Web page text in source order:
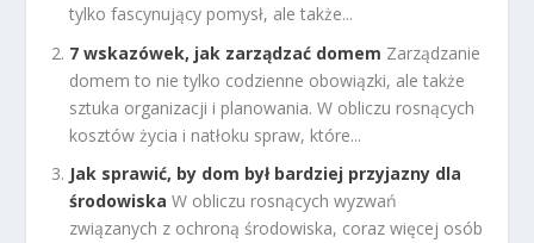
tylko fascynujący pomysł, ale także...
7 wskazówek, jak zarządzać domem Zarządzanie
domem to nie tylko codzienne obowiązki, ale także
sztuka organizacji i planowania. W obliczu rosnących
kosztów życia i natłoku spraw, które...
Jak sprawić, by dom był bardziej przyjazny dla
środowiska W obliczu rosnących wyzwań
związanych z ochroną środowiska, coraz więcej osób